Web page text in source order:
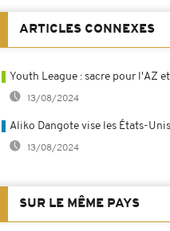
ARTICLES CONNEXES
Youth League : sacre pour l'AZ
13/08/2024
Aliko Dangote vise les États-Unis
13/08/2024
SUR LE MÊME PAYS